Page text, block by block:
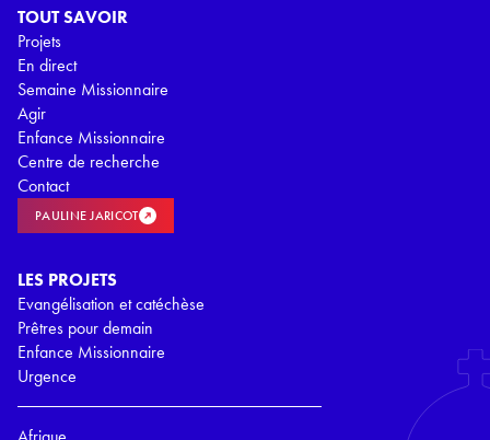
TOUT SAVOIR
Projets
En direct
Semaine Missionnaire
Agir
Enfance Missionnaire
Centre de recherche
Contact
PAULINE JARICOT
LES PROJETS
Evangélisation et catéchèse
Prêtres pour demain
Enfance Missionnaire
Urgence